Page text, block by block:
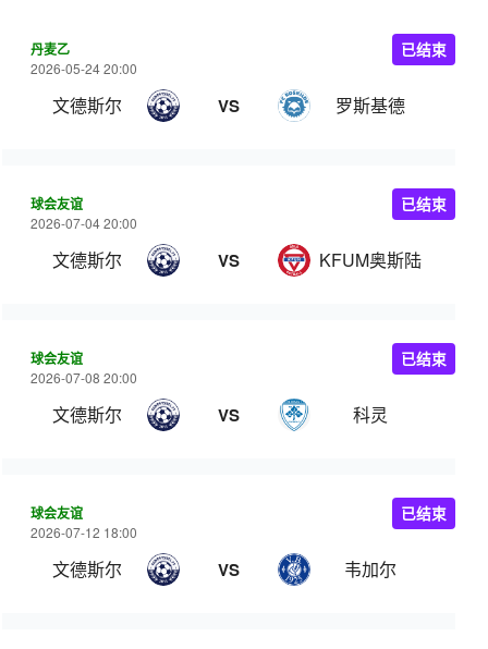
丹麦乙
2026-05-24 20:00
文德斯尔 VS 罗斯基德
已结束
球会友谊
2026-07-04 20:00
文德斯尔 VS KFUM奥斯陆
已结束
球会友谊
2026-07-08 20:00
文德斯尔 VS 科灵
已结束
球会友谊
2026-07-12 18:00
文德斯尔 VS 韦加尔
已结束